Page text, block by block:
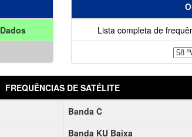
Dados
Lista completa de
FREQUÊNCIAS DE SATÉLITE
Banda C
Banda KU Baixa